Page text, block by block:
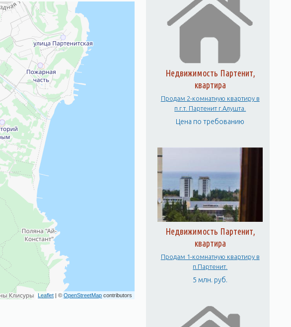
Leaflet | ©OpenStreetMap contributors
Недвижимость Партенит,
квартира
Продам 2-комнатную квартиру в
п.г.т. Партенит г.Алушта.
Цена по требованию
Недвижимость Партенит,
квартира
Продам 1-комнатную квартиру в
п.Партенит.
5 млн. руб.